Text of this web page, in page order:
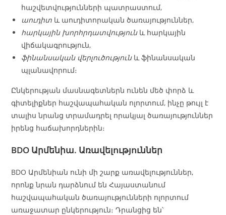
հաշվետվությունների պատրաստում,
աուդիտ և աուդիտորական ծառայություններ,
հարկային խորհրդատվությունև հարկային
վիճակագրություն,
ֆինանսական վերլուծությունև ֆինանսական
պլանավորում։
Ընկերության մասնագետներն ունեն մեծ փորձ և
գիտելիքներ հաշվապահական ոլորտում, ինչը թույլ է
տալիս նրանց տրամադրել որակյալ ծառայություններ
իրենց հաճախորդներին։
BDO Արմենիա. Առավելություններ
BDO Արմենիան ունի մի շարք առավելություններ,
որոնք նրան դարձնում են Հայաստանում
հաշվապահական ծառայությունների ոլորտում
առաջատար ընկերություն։ Դրանցից են՝